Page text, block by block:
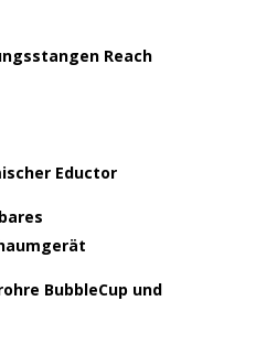
Reach
Eductor
BubbleCup und